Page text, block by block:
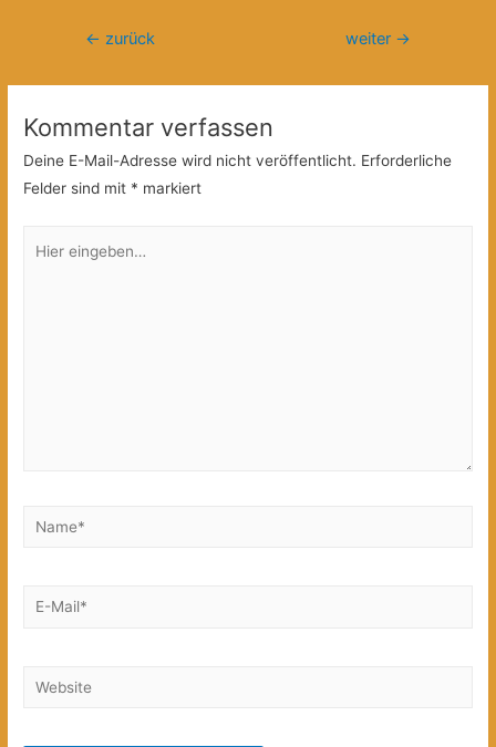
Beitragsnavigation
← zurück weiter →
Kommentar verfassen
Deine E-Mail-Adresse wird nicht veröffentlicht. Erforderliche
Felder sind mit * markiert
eingeben…
Name*
E-
Website